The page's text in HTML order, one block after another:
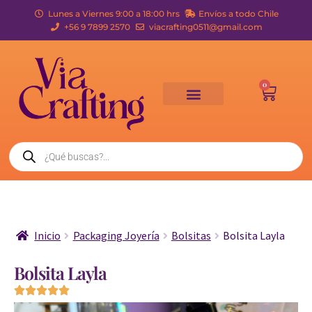
Lunes a Viernes 9:00 a 18:00 hrs
Envíos a todo Chile
+56 9 7899 2570
viacrafting0511@gmail.com
0
Inicio Packaging Joyería Bolsitas Bolsita Layla
Bolsita Layla
